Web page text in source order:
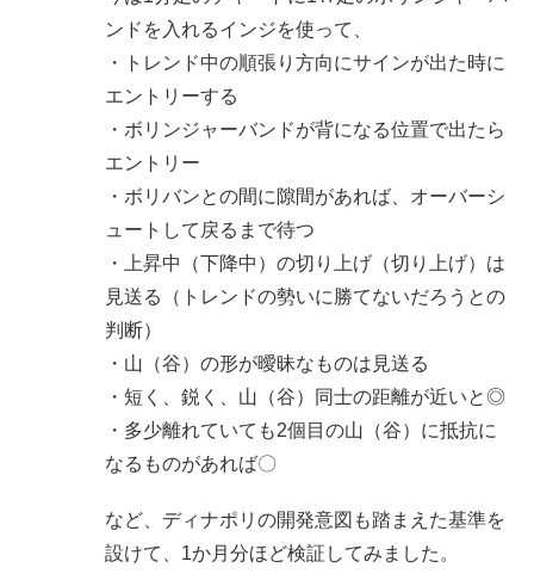
ンドを入れるインジを使って、
・トレンド中の順張り方向にサインが出た時に
エントリーする
・ボリンジャーバンドが背になる位置で出たら
エントリー
・ボリバンとの間に隙間があれば、オーバーシ
ュートして戻るまで待つ
・上昇中（下降中）の切り上げ（切り上げ）は
見送る（トレンドの勢いに勝てないだろうとの
判断）
・山（谷）の形が曖昧なものは見送る
・短く、鋭く、山（谷）同士の距離が近いと◎
・多少離れていても2個目の山（谷）に抵抗に
なるものがあれば〇
など、ディナポリの開発意図も踏まえた基準を
設けて、1か月分ほど検証してみました。